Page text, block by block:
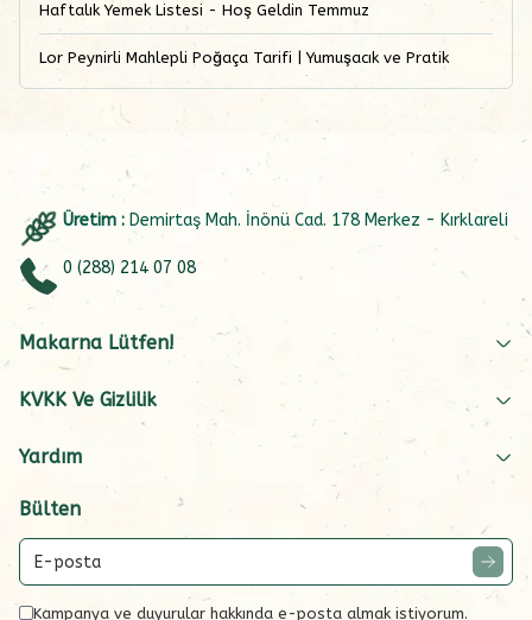
Haftalık Yemek Listesi - Hoş Geldin Temmuz
Lor Peynirli Mahlepli Poğaça Tarifi | Yumuşacık ve Pratik
Üretim : Demirtaş Mah. İnönü Cad. 178 Merkez - Kırklareli
0 (288) 214 07 08
Makarna Lütfen!
KVKK Ve Gizlilik
Yardım
Bülten
Kampanya ve duyurular hakkında e-posta almak istiyorum.